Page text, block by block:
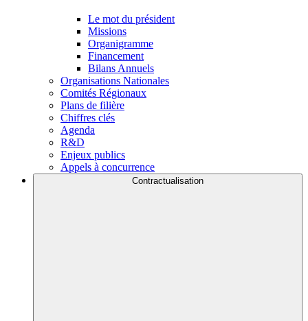
Le mot du président
Missions
Organigramme
Financement
Bilans Annuels
Organisations Nationales
Comités Régionaux
Plans de filière
Chiffres clés
Agenda
R&D
Enjeux publics
Appels à concurrence
Contractualisation